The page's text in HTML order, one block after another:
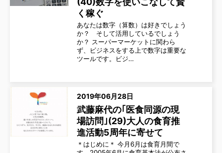
く稼ぐ
あなたは数字（算数）は好きでしょう
か？ そして活用しているでしょう
か？ スーパーマーケットに関わら
ず、ビジネスをする上で数字は重要な
ツールです。ビジ…
2019年06月28日
武藤麻代の｢医食同源の現
場訪問｣(29)大人の食育推
進活動5周年に寄せて
＊はじめに＊ 今月6月は食育月間で